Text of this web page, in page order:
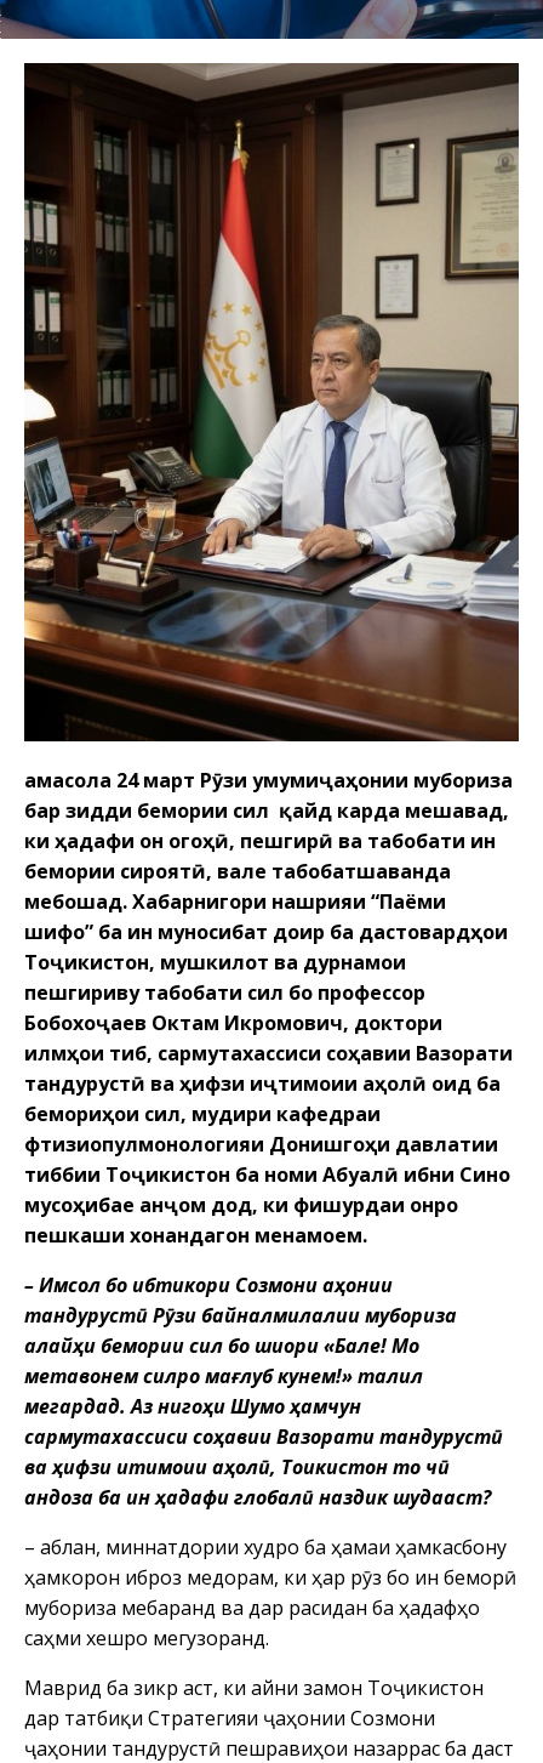
Ҳамасола 24 март Рӯзи умумиҷаҳонии мубориза
бар зидди бемории сил қайд карда мешавад,
ки ҳадафи он огоҳӣ, пешгирӣ ва табобати ин
бемории сироятӣ, вале табобатшаванда
мебошад. Хабарнигори нашрияи “Паёми
шифо” ба ин муносибат доир ба дастовардҳои
Тоҷикистон, мушкилот ва дурнамои
пешгириву табобати сил бо профессор
Бобохоҷаев Октам Икромович, доктори
илмҳои тиб, сармутахассиси соҳавии Вазорати
тандурустӣ ва ҳифзи иҷтимоии аҳолӣ оид ба
бемориҳои сил, мудири кафедраи
фтизиопулмонологияи Донишгоҳи давлатии
тиббии Тоҷикистон ба номи Абуалӣ ибни Сино
мусоҳибае анҷом дод, ки фишурдаи онро
пешкаши хонандагон менамоем.
– Имсол бо ибтикори Созмони ҷаҳонии
тандурустӣ Рӯзи байналмилалии мубориза
алайҳи бемории сил бо шиори «Бале! Мо
метавонем силро мағлуб кунем!» таҷлил
мегардад. Аз нигоҳи Шумо ҳамчун
сармутахассиси соҳавии Вазорати тандурустӣ
ва ҳифзи иҷтимоии аҳолӣ, Тоҷикистон то чӣ
андоза ба ин ҳадафи глобалӣ наздик шудааст?
– Қаблан, миннатдории худро ба ҳамаи ҳамкасбону
ҳамкорон иброз медорам, ки ҳар рӯз бо ин беморӣ
мубориза мебаранд ва дар расидан ба ҳадафҳо
саҳми хешро мегузоранд.
Маврид ба зикр аст, ки айни замон Тоҷикистон
дар татбиқи Стратегияи ҷаҳонии Созмони
ҷаҳонии тандурустӣ пешравиҳои назаррас ба даст